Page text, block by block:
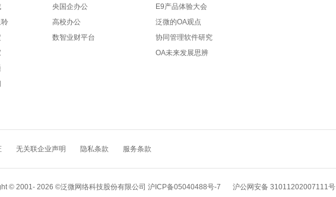
央国企办公
高校办公
数智业财平台
E9产品体验大会
泛微的OA观点
协同管理软件研究
OA未来发展思辨
无关联企业声明 隐私条款 服务条款
© 2001- 2026 ©泛微网络科技股份有限公司 沪ICP备05040488号-7 沪公网安备 31011202007111号